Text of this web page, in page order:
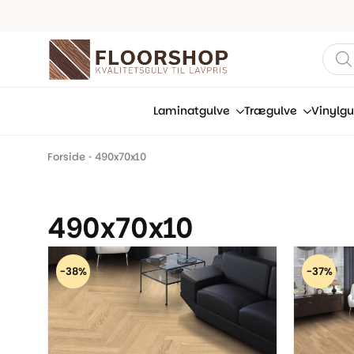
Laminatgulve Trægulve
Forside • 490x70x10
490x70x10
-38% -37%